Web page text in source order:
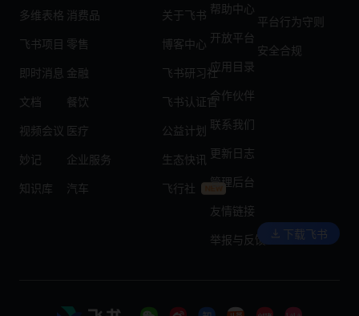
多维表格
飞书项目
即时消息
文档
视频会议
妙记
知识库
消费品
零售
金融
餐饮
医疗
企业服务
汽车
关于飞书
博客中心
飞书研习社
飞书认证官
公益计划
生态快讯
飞行社
帮助中心
开放平台
应用目录
合作伙伴
联系我们
更新日志
管理后台
友情链接
举报与反馈
平台行为守则
安全合规
下载飞书